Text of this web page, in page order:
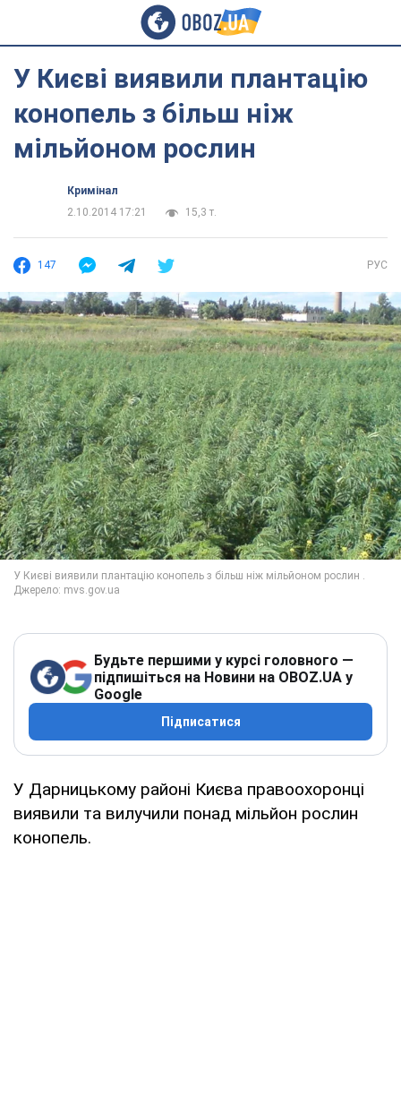
У Києві виявили плантацію
конопель з більш ніж
мільйоном рослин
Кримінал
2.10.2014 17:21
15,3 т.
147 РУС
Будьте першими у курсі головного —
підпишіться на Новини на OBOZ.UA у
Google
Підписатися
У Дарницькому районі Києва правоохоронці
виявили та вилучили понад мільйон рослин
конопель.